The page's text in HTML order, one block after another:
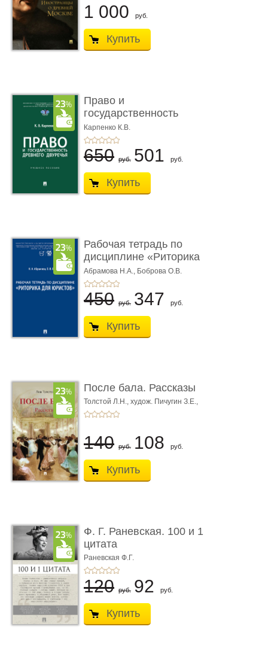
1 000 руб.
Купить
Право и
государственность
Древнего Двуречья. �
...
Карпенко К.В.
650 руб. 501 руб.
Купить
Рабочая тетрадь по
дисциплине «Риторика
для ю� ...
Абрамова Н.А., Боброва О.В.
450 руб. 347 руб.
Купить
После бала. Рассказы
Толстой Л.Н., худож. Пичугин З.Е.,
худож. Лебедев А.И.,
140 руб. 108 руб.
Купить
Ф. Г. Раневская. 100 и 1
цитата
Раневская Ф.Г.
120 руб. 92 руб.
Купить